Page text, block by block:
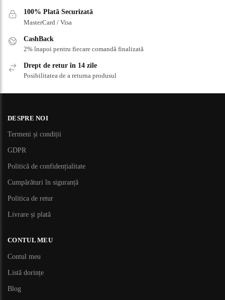
100% Plată Securizată
MasterCard / Visa
CashBack
2% înapoi pentru fiecare comandă finalizată
Drept de retur în 14 zile
Posibilitatea de a returna produsul
DESPRE NOI
Termeni și condiții
GDPR
Politică de confidențialitate
Cumpărături în siguranță
Politica de retur
Livrare și plată
CONTUL MEU
Contul meu
Listă dorințe
Blog